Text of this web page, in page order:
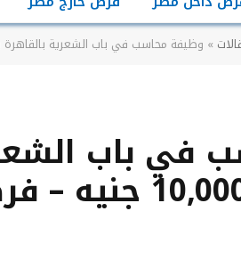
» وظيفة محاسب في باب الشعرية بالقاهرة برواتب حتى 10,000 جنيه – فرصة
في باب
برواتب حتى